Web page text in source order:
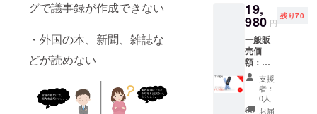
グで議事録が作成できない
・外国の本、新聞、雑誌な
どが読めない
・充電
ケーブ
ル 上記
の価額
は税込
み・送
料込み
です。
※ご注文
状況、
19,
980 円
残り70
一般販
売価
額：
27,980
円 リ
ターン
の詳
支援
者：
0人
お届